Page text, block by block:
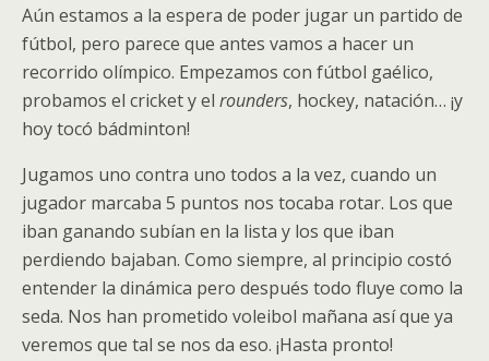
Aún estamos a la espera de poder jugar un partido de
fútbol, pero parece que antes vamos a hacer un
recorrido olímpico. Empezamos con fútbol gaélico,
probamos el cricket y el rounders, hockey, natación… ¡y
hoy tocó bádminton!
Jugamos uno contra uno todos a la vez, cuando un
jugador marcaba 5 puntos nos tocaba rotar. Los que
iban ganando subían en la lista y los que iban
perdiendo bajaban. Como siempre, al principio costó
entender la dinámica pero después todo fluye como la
seda. Nos han prometido voleibol mañana así que ya
veremos que tal se nos da eso. ¡Hasta pronto!